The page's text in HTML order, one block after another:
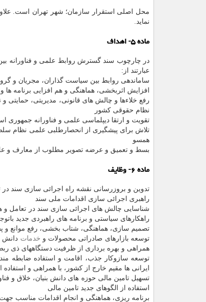
محل اصلی استقرار سازمان؛ شهر تهران است.
نماید.
ماده ۵- اهداف
در چارچوب سند گسترش روابط علمی و فناورانه
عبارتند از:
ساماندهی روابط بین سیاست گذاران، مجریان و
افزایش اثربخشی، هماهنگی و هم افزایی برنامه ها
رفع خلاءها و چالش های قانونی، مدیریتی، حمایتی
نظام حقوقی کشور
تقویت و ارتقا دیپلماسی علمی و فناورانه جمهوری
تلاش برای پیشگیری از انحصارطلبی علمی نظام
همسو
بسط و تعمیق و عرضه تصویر مطلوب از معارف و
ماده ۶- وظایف
تدوین و بروزرسانی نقشه راه اجرائی سازی سند
راهبری اجرائی سازی اقدامات ملی سند
شناسایی چالش های اجرائی سازی سند در تعامل و
راهکارهای سیاستی و برنامه های راهبردی جدید
تصمیم سازی، هماهنگی، شتاب بخشی، رفع موانع و
توسعه بازارهای صادراتی محصولات و خدمات دانش
همراهی و بهره برداری از ظرفیت دستگاههای ذی
توسعه سازوکار جذب، اقامت و استفاده ضابطه
ایرانی ها مقیم خارج از کشور، با همراهی و
تسهیل تامین مالی حوزه های دانش بنیان، خلاق و
استفاده از الگوهای جدید تامین مالی
برنامه ریزی، هماهنگی و انجام اقدامات مناسب